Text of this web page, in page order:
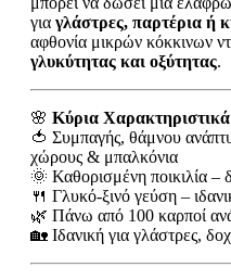
για γλάστρες, παρτέρια ή
αφθονία μικρών κόκκινων
γλυκύτητας και οξύτητας.
🌸 Κύρια
🍅 Συμπαγής, θάμνου
χώρους & μπαλκόνια
🌞 Καθορισμένη ποικιλία –
🍴 Γλυκό-ξινό γεύση –
🌿 Πάνω από 100 καρποί
🏡 Ιδανική για γλάστρες,